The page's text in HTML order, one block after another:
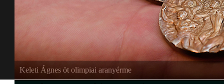
Keleti Ágnes öt olimpiai aranyérme